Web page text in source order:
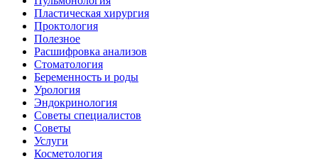
Пластическая хирургия
Проктология
Полезное
Расшифровка анализов
Стоматология
Беременность и роды
Урология
Эндокринология
Советы специалистов
Советы
Услуги
Косметология